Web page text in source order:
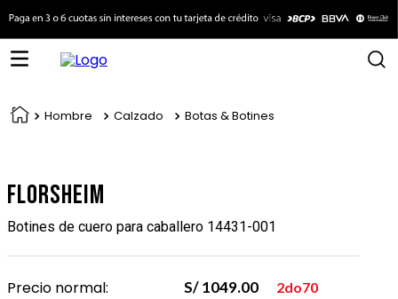
Hombre Calzado Botas & Botines
Florsheim
Botines de cuero para caballero 14431-001
Precio normal: S/ 1049.00 2do70